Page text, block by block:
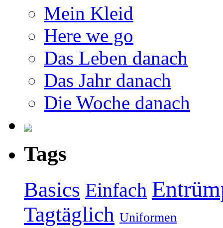
Mein Kleid
Here we go
Das Leben danach
Das Jahr danach
Die Woche danach
Tags
Basics Einfach
Tagtäglich Uniformen